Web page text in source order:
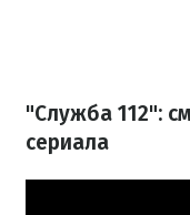
"Служба 112":
сериала